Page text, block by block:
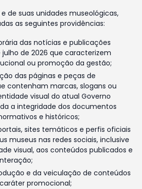
de suas unidades museológicas,
as seguintes providências:
das notícias e publicações
de 2026 que caracterizem
ou promoção da gestão;
das páginas e peças de
contenham marcas, slogans ou
visual do atual Governo
a integridade dos documentos
e históricos;
sites temáticos e perfis oficiais
museus nas redes sociais, inclusive
visual, aos conteúdos publicados e
e da veiculação de conteúdos
promocional;